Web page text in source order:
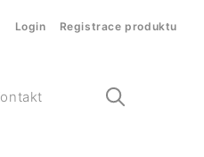
Login Registrace produktu
Kontakt